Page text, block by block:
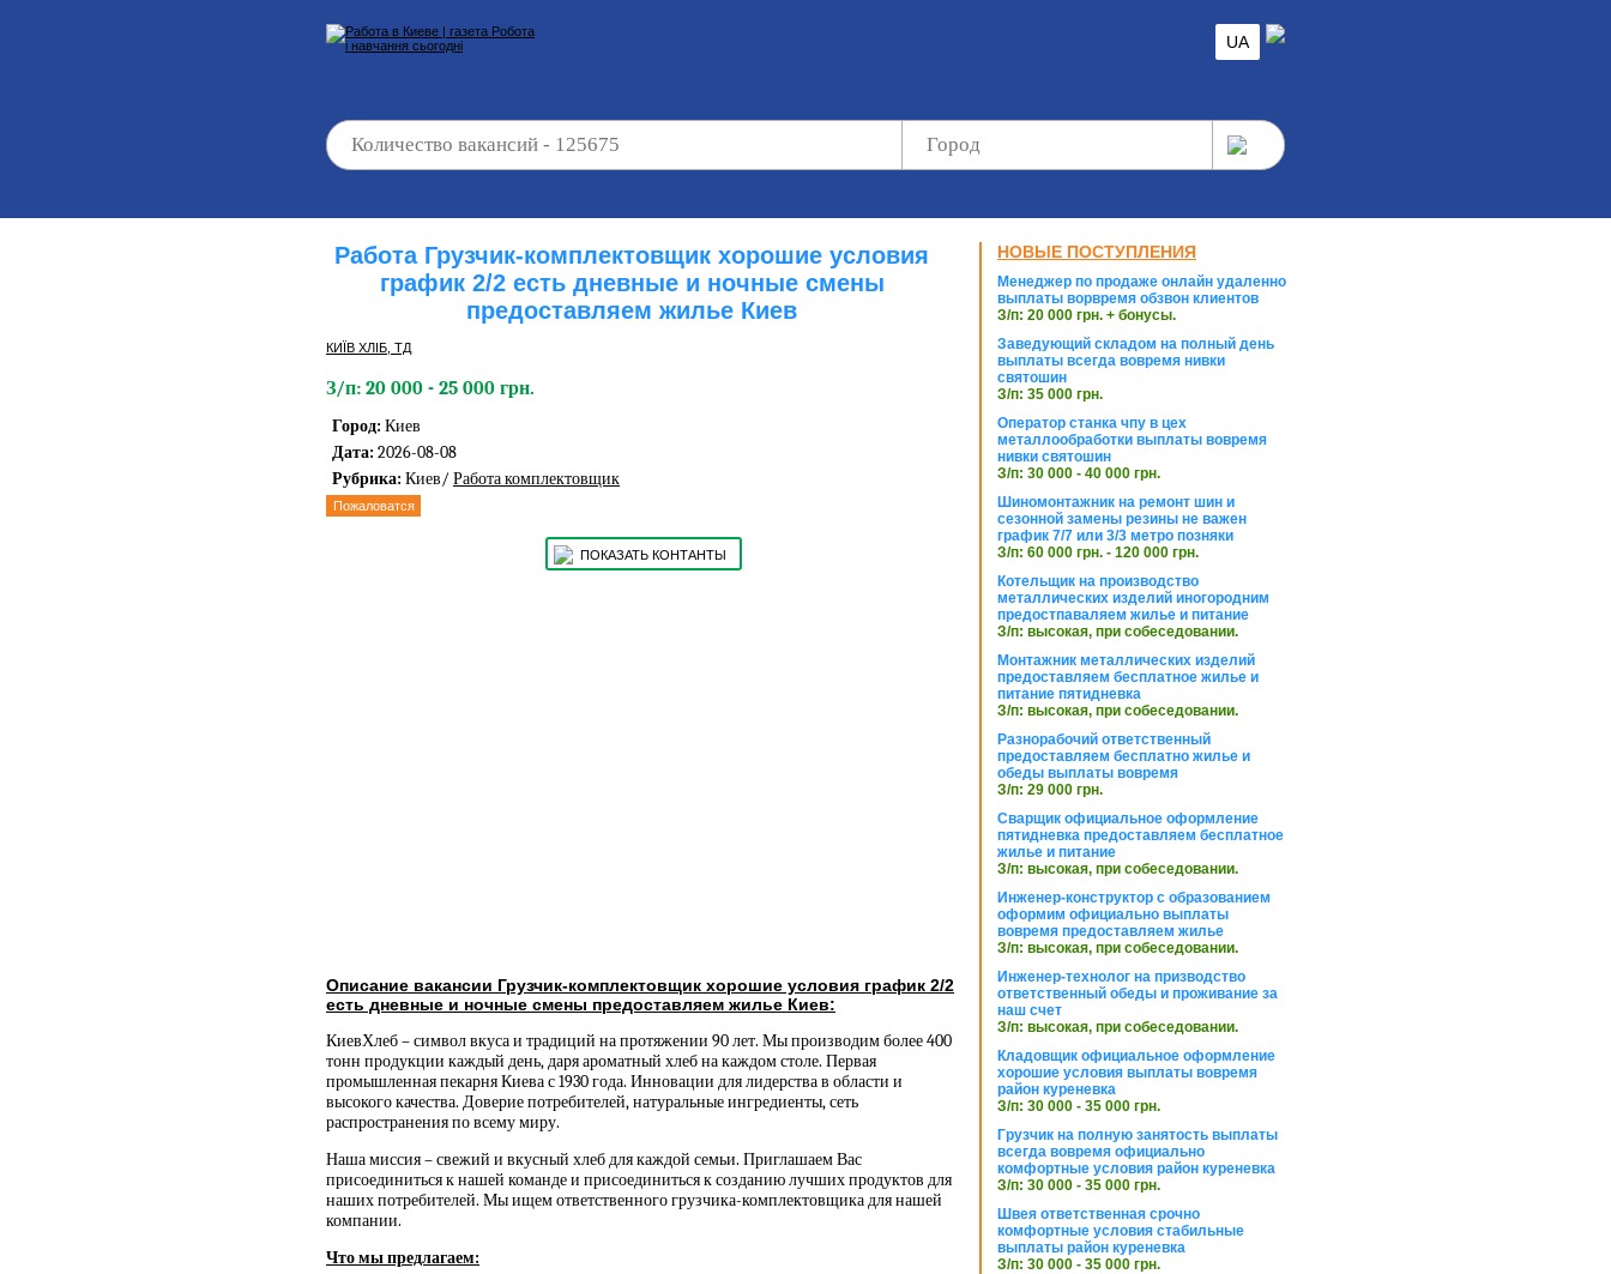
UA
Работа Грузчик-комплектовщик хорошие условия
график 2/2 есть дневные и ночные смены
предоставляем жилье Киев
КИЇВ ХЛІБ, ТД
З/п: 20 000 - 25 000 грн.
Город: Киев
Дата: 2026-08-08
Рубрика: Киев/ Работа комплектовщик
Пожаловатся
ПОКАЗАТЬ КОНТАНТЫ
Описание вакансии Грузчик-комплектовщик хорошие условия график 2/2
есть дневные и ночные смены предоставляем жилье Киев:
КиевХлеб – символ вкуса и традиций на протяжении 90 лет. Мы производим более 400
тонн продукции каждый день, даря ароматный хлеб на каждом столе. Первая
промышленная пекарня Киева с 1930 года. Инновации для лидерства в области и
высокого качества. Доверие потребителей, натуральные ингредиенты, сеть
распространения по всему миру.
Наша миссия – свежий и вкусный хлеб для каждой семьи. Приглашаем Вас
присоединиться к нашей команде и присоединиться к созданию лучших продуктов для
наших потребителей. Мы ищем ответственного грузчика-комплектовщика для нашей
компании.
Что мы предлагаем:
НОВЫЕ ПОСТУПЛЕНИЯ
Менеджер по продаже онлайн удаленно
выплаты ворвремя обзвон клиентов
З/п: 20 000 грн. + бонусы.
Заведующий складом на полный день
выплаты всегда вовремя нивки
святошин
З/п: 35 000 грн.
Оператор станка чпу в цех
металлообработки выплаты вовремя
нивки святошин
З/п: 30 000 - 40 000 грн.
Шиномонтажник на ремонт шин и
сезонной замены резины не важен
график 7/7 или 3/3 метро позняки
З/п: 60 000 грн. - 120 000 грн.
Котельщик на производство
металлических изделий иногородним
предостпаваляем жилье и питание
З/п: высокая, при собеседовании.
Монтажник металлических изделий
предоставляем бесплатное жилье и
питание пятидневка
З/п: высокая, при собеседовании.
Разнорабочий ответственный
предоставляем бесплатно жилье и
обеды выплаты вовремя
З/п: 29 000 грн.
Сварщик официальное оформление
пятидневка предоставляем бесплатное
жилье и питание
З/п: высокая, при собеседовании.
Инженер-конструктор с образованием
оформим официально выплаты
вовремя предоставляем жилье
З/п: высокая, при собеседовании.
Инженер-технолог на призводство
ответственный обеды и проживание за
наш счет
З/п: высокая, при собеседовании.
Кладовщик официальное оформление
хорошие условия выплаты вовремя
район куреневка
З/п: 30 000 - 35 000 грн.
Грузчик на полную занятость выплаты
всегда вовремя официально
комфортные условия район куреневка
З/п: 30 000 - 35 000 грн.
Швея ответственная срочно
комфортные условия стабильные
выплаты район куреневка
З/п: 30 000 - 35 000 грн.